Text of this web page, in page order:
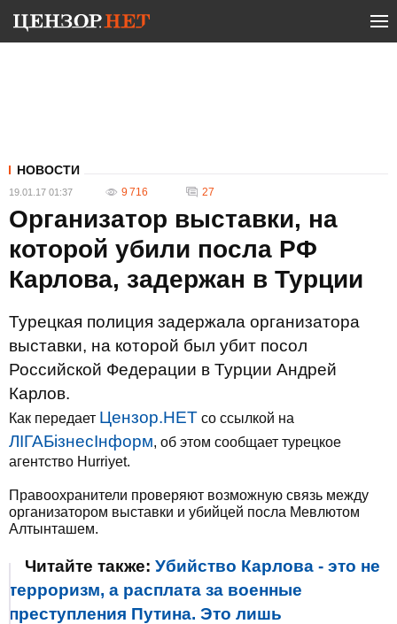
НОВОСТИ
19.01.17 01:37 9 716 27
Организатор выставки, на
которой убили посла РФ
Карлова, задержан в Турции
Турецкая полиция задержала организатора
выставки, на которой был убит посол
Российской Федерации в Турции Андрей
Карлов.
Как передает Цензор.НЕТ со ссылкой на
ЛIГАБiзнесIнформ, об этом сообщает турецкое
агентство Hurriyet.
Правоохранители проверяют возможную связь между
организатором выставки и убийцей посла Мевлютом
Алтынташем.
Читайте также: Убийство Карлова - это не
терроризм, а расплата за военные
преступления Путина. Это лишь